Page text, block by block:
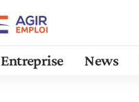
Entreprise News